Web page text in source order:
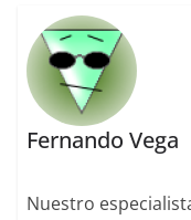
Fernando Vega
Nuestro